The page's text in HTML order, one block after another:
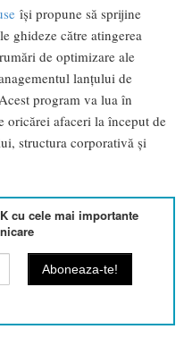
își propune să sprijine
ghideze către atingerea
de optimizare ale
lanţului de
program va lua în
oricărei afaceri la început de
structura corporativă şi
cu cele mai importante